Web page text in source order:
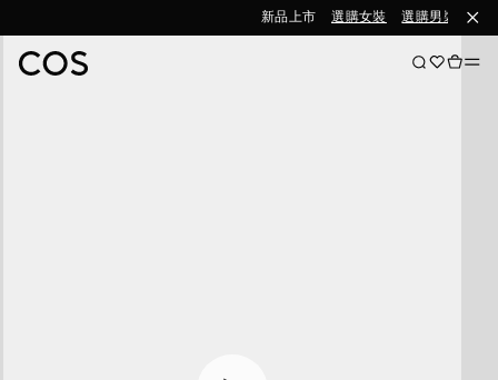
新品上市 選購女裝 選購男裝